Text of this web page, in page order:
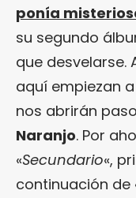
ponía
su segundo
que desvelarse.
aquí empiezan
nos abrirán
Naranjo. Por
«Secundario«,
continuación de